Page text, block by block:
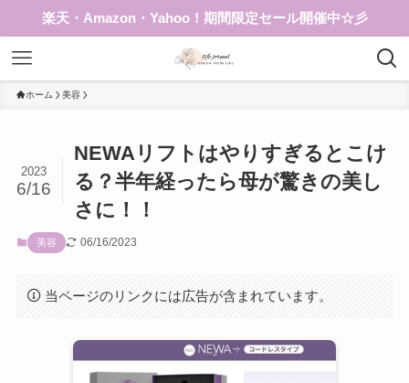
楽天・Amazon・Yahoo！期間限定セール開催中☆彡
ホーム 美容
NEWAリフトはやりすぎるとこけ
る？半年経ったら母が驚きの美し
さに！！
2023
6/16
美容 06/16/2023
当ページのリンクには広告が含まれています。